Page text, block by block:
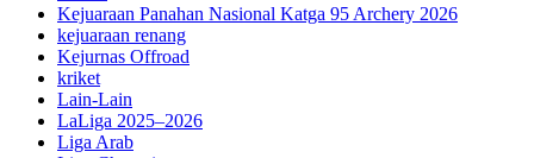
Kejuaraan Panahan Nasional Katga 95 Archery 2026
kejuaraan renang
Kejurnas Offroad
kriket
Lain-Lain
LaLiga 2025–2026
Liga Arab